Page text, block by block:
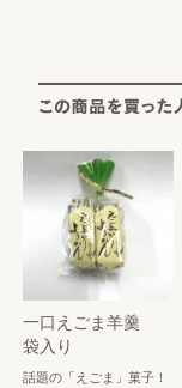
一口えごま羊羹
袋入り
話題の「えごま」菓子！